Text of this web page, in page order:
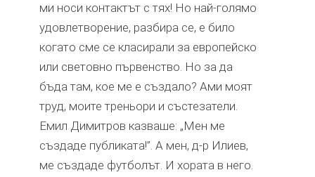
ми носи контактът с тях! Но най-голямо
удовлетворение, разбира се, е било
когато сме се класирали за европейско
или световно първенство. Но за да
бъда там, кое ме е създало? Ами моят
труд, моите треньори и състезатели.
Емил Димитров казваше: „Мен ме
създаде публиката!”. А мен, д-р Илиев,
ме създаде футболът. И хората в него.